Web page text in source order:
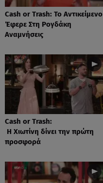
Cash or Trash: Το Αντικείμενο
Έφερε Στη Ρογδάκη
Αναμνήσεις
Cash or Trash:
Η Χιωτίνη δίνει την πρώτη
προσφορά